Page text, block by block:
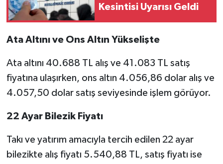
Kesintisi Uyarısı Geldi
Ata Altını ve Ons Altın Yükselişte
Ata altını 40.688 TL alış ve 41.083 TL satış
fiyatına ulaşırken, ons altın 4.056,86 dolar alış ve
4.057,50 dolar satış seviyesinde işlem görüyor.
22 Ayar Bilezik Fiyatı
Takı ve yatırım amacıyla tercih edilen 22 ayar
bilezikte alış fiyatı 5.540,88 TL, satış fiyatı ise